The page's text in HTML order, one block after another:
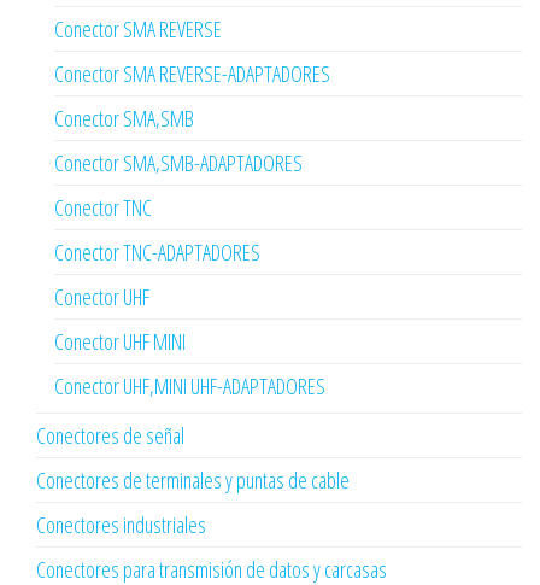
Conector SMA REVERSE
Conector SMA REVERSE-ADAPTADORES
Conector SMA,SMB
Conector SMA,SMB-ADAPTADORES
Conector TNC
Conector TNC-ADAPTADORES
Conector UHF
Conector UHF MINI
Conector UHF,MINI UHF-ADAPTADORES
Conectores de señal
Conectores de terminales y puntas de cable
Conectores industriales
Conectores para transmisión de datos y carcasas